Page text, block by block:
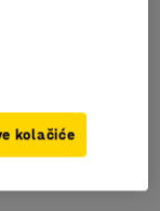
kolačiće